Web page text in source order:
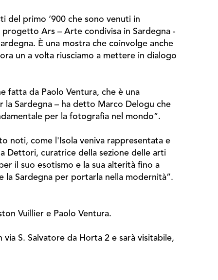
del primo ‘900 che sono venuti in
Ars – Arte condivisa in Sardegna -
È una mostra che coinvolge anche
un a volta riusciamo a mettere in dialogo
fatta da Paolo Ventura, che è una
la Sardegna – ha detto Marco Delogu che
per la fotografia nel mondo”.
noti, come l'Isola veniva rappresentata e
Dettori, curatrice della sezione delle arti
il suo esotismo e la sua alterità fino a
la Sardegna per portarla nella modernità”.
Vuillier e Paolo Ventura.
S. Salvatore da Horta 2 e sarà visitabile,